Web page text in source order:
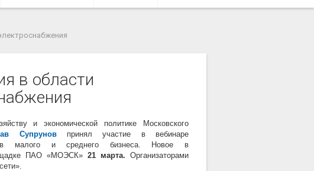
в области
и экономической политике Московского
Супруновпринял участие в вебинаре
малого и среднего бизнеса. Новое в
ПАО «МОЭСК»21 марта. Организаторами